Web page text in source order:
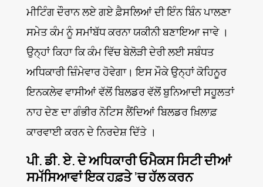
ਮੀਟਿੰਗ ਦੌਰਾਨ ਲਏ ਗਏ ਫ਼ੈਸਲਿਆਂ ਦੀ ਇੰਨ ਬਿੰਨ ਪਾਲਣਾ
ਸਮੇਤ ਕੰਮ ਨੂੰ ਸਮਾਂਬੱਧ ਕਰਨਾ ਯਕੀਨੀ ਬਣਾਇਆ ਜਾਵੇ ।
ਉਨ੍ਹਾਂ ਕਿਹਾ ਕਿ ਕੰਮ ਵਿੱਚ ਬੇਲੋੜੀ ਦੇਰੀ ਲਈ ਸਬੰਧਤ
ਅਧਿਕਾਰੀ ਜ਼ਿੰਮੇਵਾਰ ਹੋਵੇਗਾ। ਇਸ ਮੌਕੇ ਉਨ੍ਹਾਂ ਕੋਹਿਨੂਰ
ਇਨਕਲੇਵ ਵਾਸੀਆਂ ਵੱਲੋਂ ਬਿਲਡਰ ਵੱਲੋਂ ਬੁਨਿਆਦੀ ਸਹੂਲਤਾਂ
ਨਾਹ ਦੇਣ ਦਾ ਗੰਭੀਰ ਨੋਟਿਸ ਲੈਂਦਿਆਂ ਬਿਲਡਰ ਖ਼ਿਲਾਫ਼
ਕਾਰਵਾਈ ਕਰਨ ਦੇ ਨਿਰਦੇਸ਼ ਦਿੱਤੇ ।
ਪੀ. ਡੀ. ਏ. ਦੇ ਅਧਿਕਾਰੀ ਓਮੈਕਸ ਸਿਟੀ ਦੀਆਂ
ਸਮੱਸਿਆਵਾਂ ਇਕ ਹਫ਼ਤੇ ’ਚ ਹੱਲ ਕਰਨ